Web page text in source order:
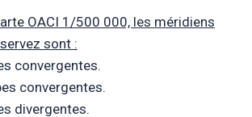
OACI 1/500 000, les méridiens
sont :
convergentes.
convergentes.
divergentes.